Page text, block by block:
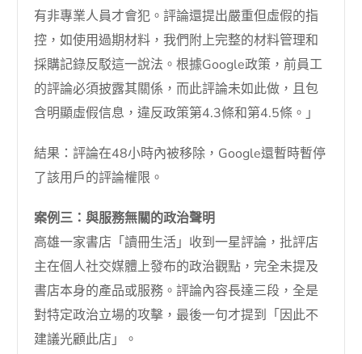
有非專業人員才會犯。評論還提出嚴重但虛假的指
控，如使用過期材料，我們附上完整的材料管理和
採購記錄反駁這一說法。根據Google政策，前員工
的評論必須披露其關係，而此評論未如此做，且包
含明顯虛假信息，違反政策第4.3條和第4.5條。」
結果：評論在48小時內被移除，Google還暫時暫停
了該用戶的評論權限。
案例三：與服務無關的政治聲明
高雄一家書店「讀冊生活」收到一星評論，批評店
主在個人社交媒體上發布的政治觀點，完全未提及
書店本身的產品或服務。評論內容長達三段，全是
對特定政治立場的攻擊，最後一句才提到「因此不
建議光顧此店」。